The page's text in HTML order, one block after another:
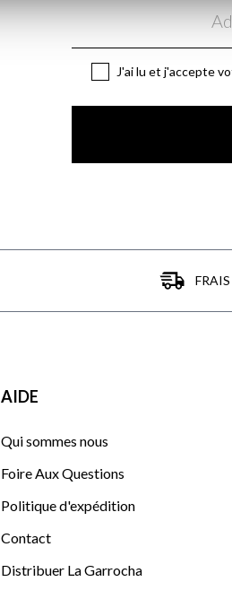
J'ai lu et j'accepte
AIDE
Qui sommes nous
Foire Aux Questions
Politique d'expédition
Contact
Distribuer La Garrocha